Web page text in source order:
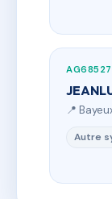
📍
Autre